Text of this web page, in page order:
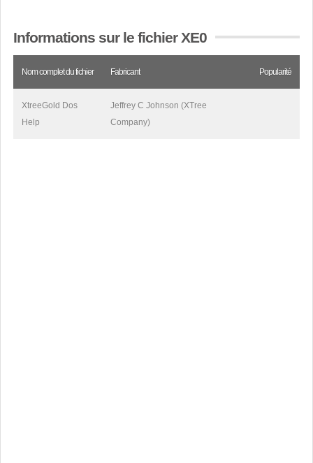
Informations sur le fichier XE0
Nom complet du fichier Fabricant Popularité
XtreeGold Dos
Help
Jeffrey C Johnson (XTree
Company)